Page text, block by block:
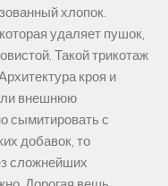
хлопок.
удаляет пушок,
Такой трикотаж
кроя и
внешнюю
сымитировать с
добавок, то
сложнейших